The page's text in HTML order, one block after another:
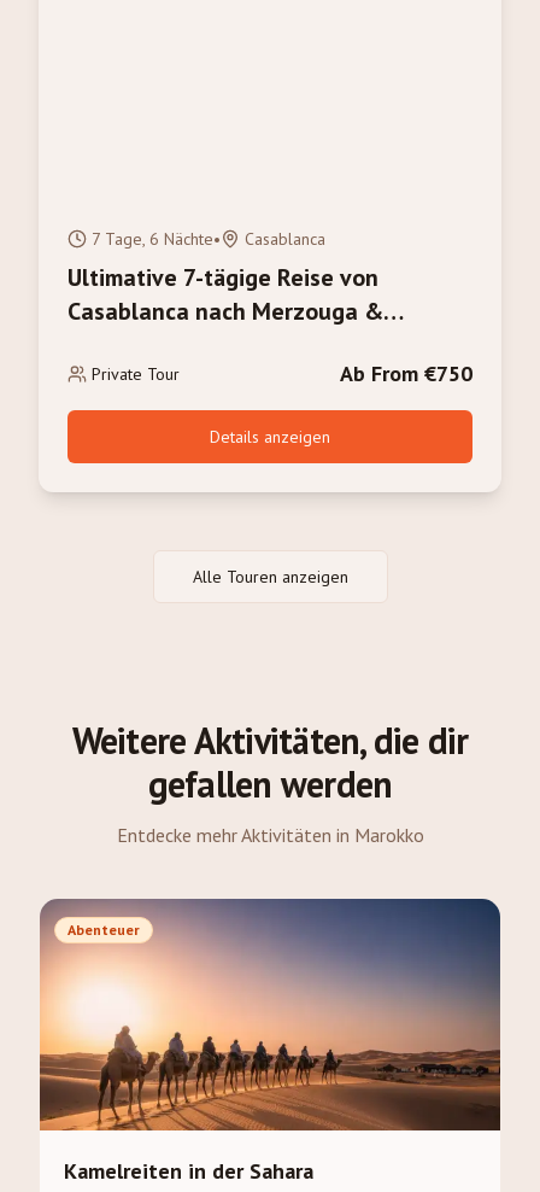
7 Tage, 6 Nächte• Casablanca
Ultimative 7-tägige Reise von
Casablanca nach Merzouga &
Erlebnis
Private Tour Ab From €750
Details anzeigen
Alle Touren anzeigen
Weitere Aktivitäten, die dir
gefallen werden
Entdecke mehr Aktivitäten in Marokko
Abenteuer
Kamelreiten in der Sahara